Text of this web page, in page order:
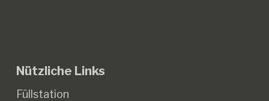
Nützliche Links
Füllstation